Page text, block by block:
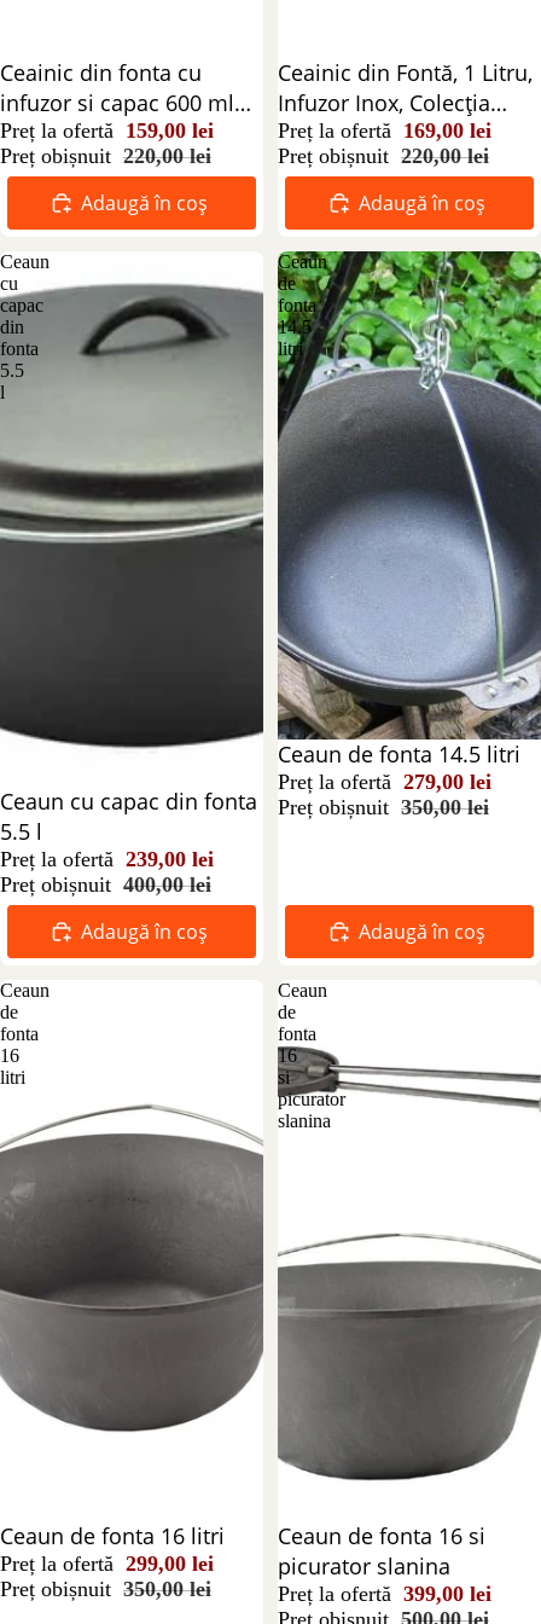
Reducere 28%
Ceainic din fonta cu
infuzor si capac 600 ml
negru
Preț la ofertă 159,00 lei
Preț obișnuit 220,00 lei
Adaugă în coș
Reducere 23%
Ceainic din Fontă, 1 Litru,
Infuzor Inox, Colecția
Monaco
Preț la ofertă 169,00 lei
Preț obișnuit 220,00 lei
Adaugă în coș
Ceaun
cu
capac
din
fonta
5.5
l
Reducere 40%
Ceaun cu capac din fonta
5.5 l
Preț la ofertă 239,00 lei
Preț obișnuit 400,00 lei
Adaugă în coș
Ceaun
de
fonta
14.5
litri
Reducere 20%
Ceaun de fonta 14.5 litri
Preț la ofertă 279,00 lei
Preț obișnuit 350,00 lei
Adaugă în coș
Ceaun
de
fonta
16
litri
Reducere 15%
Ceaun de fonta 16 litri
Preț la ofertă 299,00 lei
Preț obișnuit 350,00 lei
Ceaun
de
fonta
16
si
picurator
slanina
Reducere 20%
Ceaun de fonta 16 si
picurator slanina
Preț la ofertă 399,00 lei